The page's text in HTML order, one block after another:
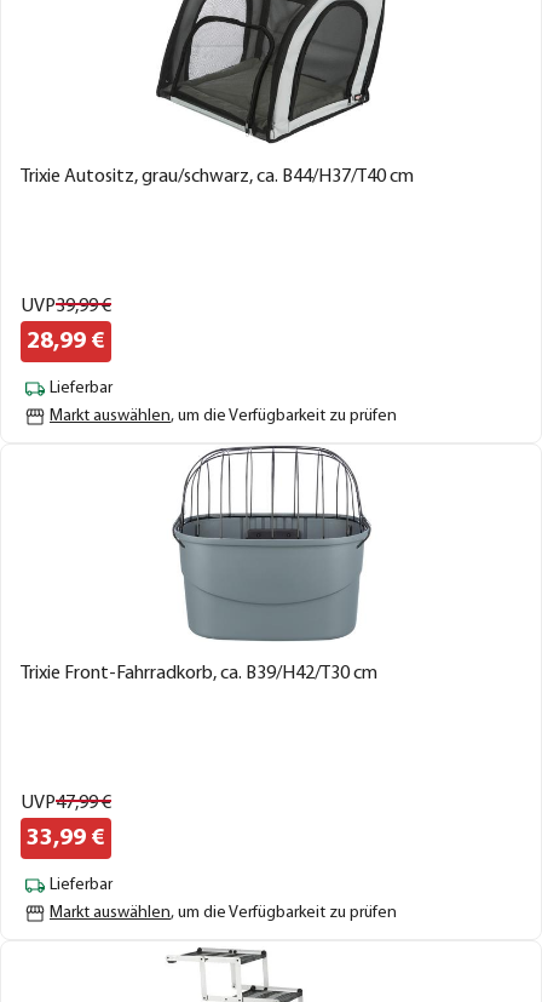
Trixie Autositz, grau/schwarz, ca. B44/H37/T40 cm
UVP39,99€
28,99 €
Lieferbar
Markt auswählen, um die Verfügbarkeit zu prüfen
Trixie Front-Fahrradkorb, ca. B39/H42/T30 cm
UVP47,99€
33,99 €
Lieferbar
Markt auswählen, um die Verfügbarkeit zu prüfen